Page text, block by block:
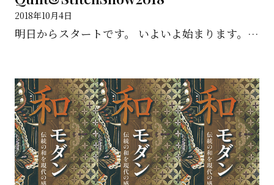
2018年10月4日
明日からスタートです。 いよいよ始まります。 キルトと刺しゅうのショー 「C.W.New gener...